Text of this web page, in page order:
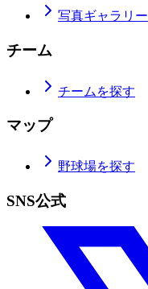
写真ギャラリー
チーム
チームを探す
マップ
野球場を探す
SNS公式